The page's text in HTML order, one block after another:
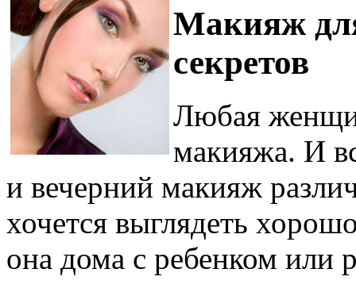
Макияж
секретов
Любая
макияжа. И
и вечерний макияж
хочется выглядеть
она дома с ребенком или